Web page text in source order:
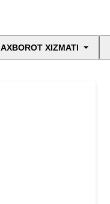
AXBOROT XIZMATI